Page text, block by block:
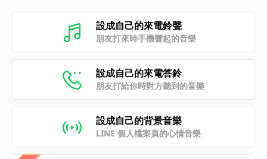
設成自己的來電鈴聲
朋友打來時手機響起的音樂
設成自己的來電答鈴
朋友打給你時對方聽到的音樂
設成自己的背景音樂
LINE 個人檔案頁的心情音樂